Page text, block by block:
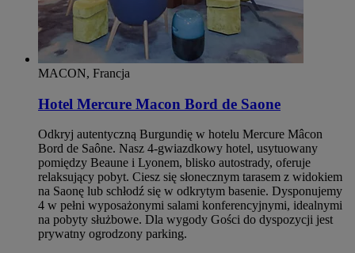
MACON, Francja
Hotel Mercure Macon Bord de Saone
Odkryj autentyczną Burgundię w hotelu Mercure Mâcon
Bord de Saône. Nasz 4-gwiazdkowy hotel, usytuowany
pomiędzy Beaune i Lyonem, blisko autostrady, oferuje
relaksujący pobyt. Ciesz się słonecznym tarasem z widokiem
na Saonę lub schłodź się w odkrytym basenie. Dysponujemy
4 w pełni wyposażonymi salami konferencyjnymi, idealnymi
na pobyty służbowe. Dla wygody Gości do dyspozycji jest
prywatny ogrodzony parking.